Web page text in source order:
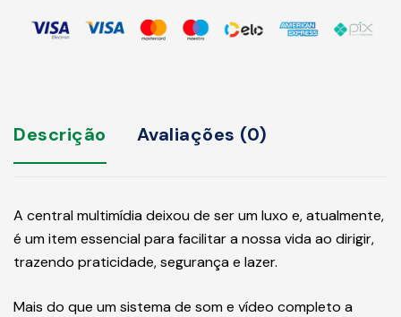
Equipe Altamente Especializada
Descrição Avaliações (0)